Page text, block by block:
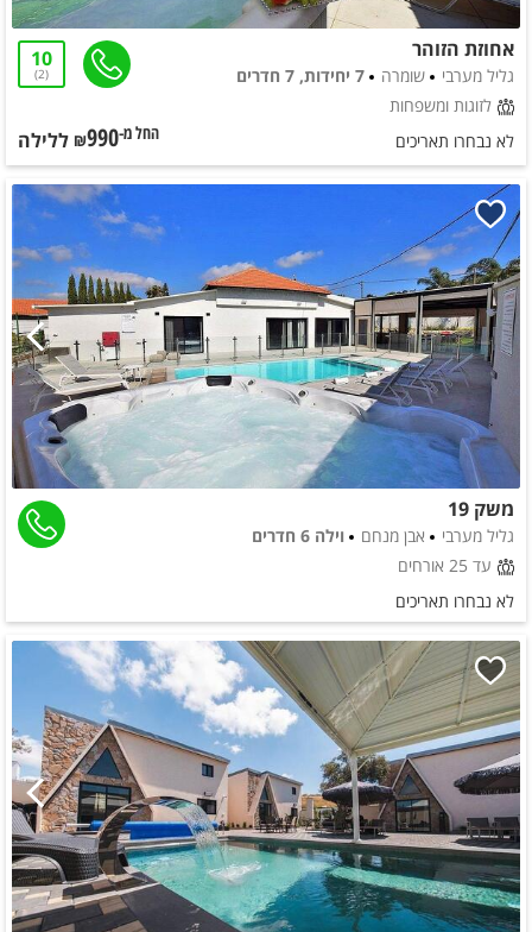
אחוזת הזוהר
גליל מערבי שומרה
7 יחידות, 7 חדרים
לזוגות ומשפחות
10
2
לא נבחרו תאריכים החל מ-₪990 ללילה
משק 19
גליל מערבי אבן מנחם
וילה 6 חדרים
עד 25 אורחים
לא נבחרו תאריכים